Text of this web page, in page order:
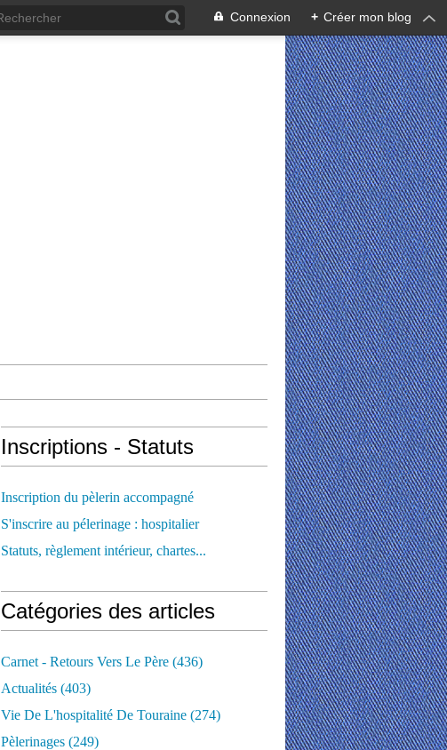
Connexion + Créer mon blog
Inscriptions - Statuts
Inscription du pèlerin accompagné
S'inscrire au pélerinage : hospitalier
Statuts, règlement intérieur, chartes...
Catégories des articles
Carnet - Retours Vers Le Père (436)
Actualités (403)
Vie De L'hospitalité De Touraine (274)
Pèlerinages (249)